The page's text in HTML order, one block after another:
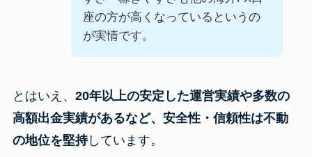
座の方が高くなっているというの
が実情です。
とはいえ、 20年以上の安定した運営実績や多数の
高額出金実績があるなど、安全性・信頼性は不動
の地位を堅持しています。